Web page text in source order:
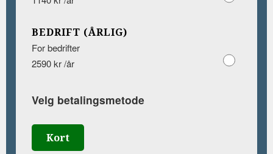
BEDRIFT (ÅRLIG)
For bedrifter
2590 kr /år
Velg betalingsmetode
Kort